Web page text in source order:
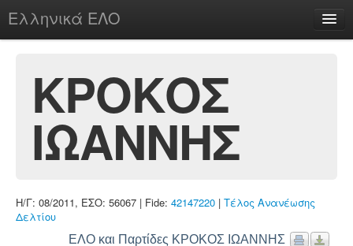
Ελληνικά ΕΛΟ
chesstu.be @ discord
Login
ΚΡΟΚΟΣ
ΙΩΑΝΝΗΣ
Η/Γ: 08/2011, ΕΣΟ: 56067 | Fide: 42147220 | Τέλος Ανανέωσης
Δελτίου
ΕΛΟ και Παρτίδες ΚΡΟΚΟΣ ΙΩΑΝΝΗΣ